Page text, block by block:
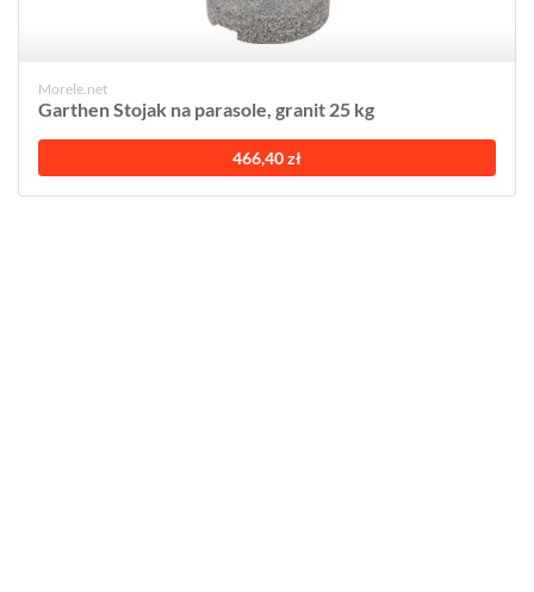
Morele.net
Garthen Stojak na parasole, granit 25 kg
466,40 zł